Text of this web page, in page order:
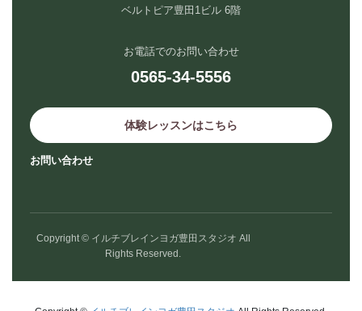
ベルトピア豊田1ビル 6階
お電話でのお問い合わせ
0565-34-5556
体験レッスンはこちら
お問い合わせ
Copyright © イルチブレインヨガ豊田スタジオ All
Rights Reserved.